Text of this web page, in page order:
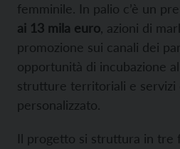
femminile. In palio c’è un
ai 13 mila euro , azioni di
promozione sui canali dei
opportunità di incubazione
strutture territoriali e servizi
personalizzato.
Il progetto si struttura in tre